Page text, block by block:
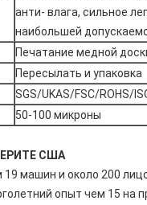
анти- влага, сильное
наибольшей
Печатание медной
Пересылать и упаковка
SGS/UKAS/FSC/ROHS/
50-100 микроны
США
19 машин и около 200
опыт чем 15 на